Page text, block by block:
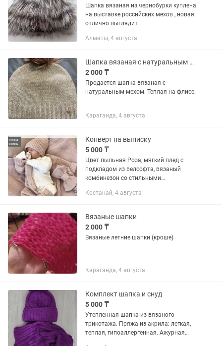
Шапка вязаная из чернобурки куплена
на выставке российских мехов , новая
отлично выглядит
Алматы, 4 августа
Шапка вязаная с натуральным мехом
2 000 ₸
Продается шапка вязаная с
натуральным мехом. Теплая на флисе.
Караганда, 4 августа
Конверт на выписку
5 000 ₸
Цвет пыльная Роза, мягкий плед с
подкладом из велсофта, вязаный
комбинезон со стильными
комфортный можно носить с 56 по 62
отворачивающимся...
Костанай, 4 августа
Вязаные шапки
2 000 ₸
Вязаные летние шапки (кроше)
Караганда, 4 августа
Комплект шапка и снуд
5 000 ₸
Утепленная шапка из вязаного
трикотажа. Пряжа из акрила: легкая,
теплая, гипоаллергенная. Ажурная